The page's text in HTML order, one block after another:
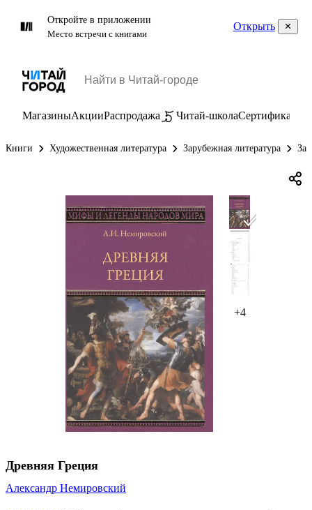
Откройте в приложении
Место встречи с книгами
Открыть
МагазиныАкцииРаспродажа Читай-школаСертификаты
Книги Художественная литература Зарубежная литература
+4
Древняя Греция
Александр Немировский